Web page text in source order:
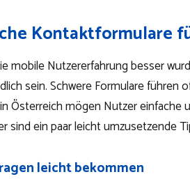
Kontaktformulare
mobile Nutzererfahrung besser
sein. Schwere Formulare führen
Österreich mögen Nutzer einfache
sind ein paar leicht umzusetzende
leicht bekommen